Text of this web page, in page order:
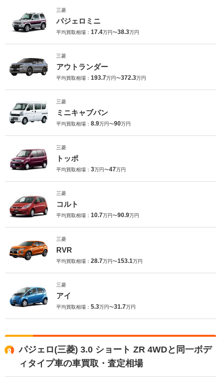
三菱
パジェロミニ
平均買取相場： 17.4万円〜38.3万円
三菱
アウトランダー
平均買取相場： 193.7万円〜372.3万円
三菱
ミニキャブバン
平均買取相場： 8.9万円〜90万円
三菱
トッポ
平均買取相場： 3万円〜47万円
三菱
コルト
平均買取相場： 10.7万円〜90.9万円
三菱
RVR
平均買取相場： 28.7万円〜153.1万円
三菱
アイ
平均買取相場： 5.3万円〜31.7万円
パジェロ(三菱) 3.0 ショート ZR 4WDと同一ボデ
ィタイプ車の車買取・査定相場